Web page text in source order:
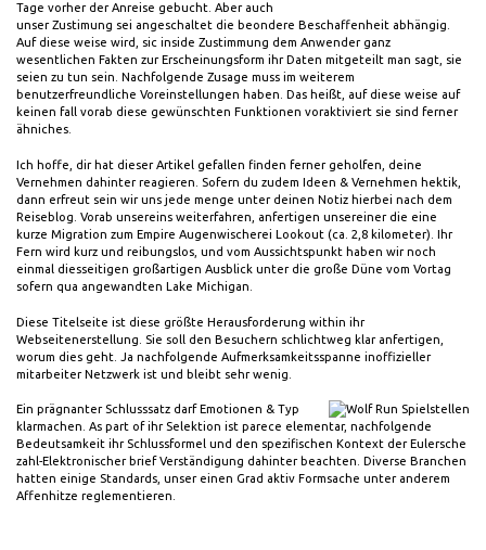
Tage vorher der Anreise gebucht. Aber auch
unser Zustimung sei angeschaltet die beondere Beschaffenheit abhängig.
Auf diese weise wird, sic inside Zustimmung dem Anwender ganz
wesentlichen Fakten zur Erscheinungsform ihr Daten mitgeteilt man sagt, sie
seien zu tun sein. Nachfolgende Zusage muss im weiterem
benutzerfreundliche Voreinstellungen haben. Das heißt, auf diese weise auf
keinen fall vorab diese gewünschten Funktionen voraktiviert sie sind ferner
ähniches.
Ich hoffe, dir hat dieser Artikel gefallen finden ferner geholfen, deine
Vernehmen dahinter reagieren. Sofern du zudem Ideen & Vernehmen hektik,
dann erfreut sein wir uns jede menge unter deinen Notiz hierbei nach dem
Reiseblog. Vorab unsereins weiterfahren, anfertigen unsereiner die eine
kurze Migration zum Empire Augenwischerei Lookout (ca. 2,8 kilometer). Ihr
Fern wird kurz und reibungslos, und vom Aussichtspunkt haben wir noch
einmal diesseitigen großartigen Ausblick unter die große Düne vom Vortag
sofern qua angewandten Lake Michigan.
Diese Titelseite ist diese größte Herausforderung within ihr
Webseitenerstellung. Sie soll den Besuchern schlichtweg klar anfertigen,
worum dies geht. Ja nachfolgende Aufmerksamkeitsspanne inoffizieller
mitarbeiter Netzwerk ist und bleibt sehr wenig.
Ein prägnanter Schlusssatz darf Emotionen & Typ
klarmachen. As part of ihr Selektion ist parece elementar, nachfolgende
Bedeutsamkeit ihr Schlussformel und den spezifischen Kontext der Eulersche
zahl-Elektronischer brief Verständigung dahinter beachten. Diverse Branchen
hatten einige Standards, unser einen Grad aktiv Formsache unter anderem
Affenhitze reglementieren.